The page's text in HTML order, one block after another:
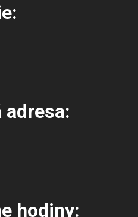
adresa:
hodiny: